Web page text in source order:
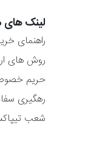
لینک های
راهنمای
روش های
حریم
رهگیری
شعب